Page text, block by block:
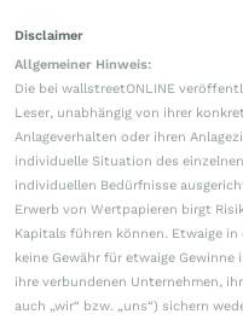
Disclaimer
Allgemeiner Hinweis:
Die bei wallstreetONLINE
Leser, unabhängig von ihrer
Anlageverhalten oder ihren
individuelle Situation des
individuellen Bedürfnisse
Erwerb von Wertpapieren birgt
Kapitals führen können. Etwaige in
keine Gewähr für etwaige
ihre verbundenen Unternehmen,
auch „wir“ bzw. „uns“) sichern